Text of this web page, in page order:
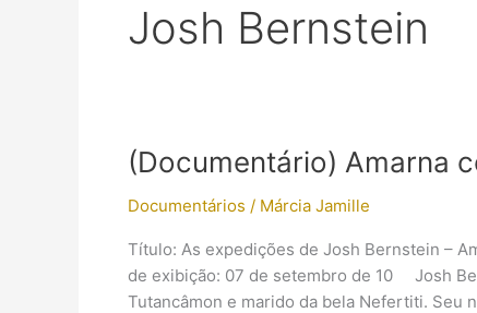
Josh Bernstein
(Documentário) Amarna
Documentários / Márcia Jamille
Título: As expedições de Josh Bernstein –
de exibição: 07 de setembro de 10 Josh
Tutancâmon e marido da bela Nefertiti. Seu